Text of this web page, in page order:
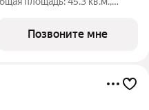
В квартире один
Позвоните мне